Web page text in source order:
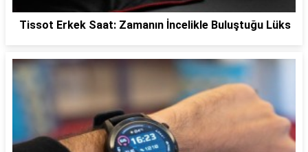
Tissot Erkek Saat: Zamanın İncelikle Buluştuğu Lüks